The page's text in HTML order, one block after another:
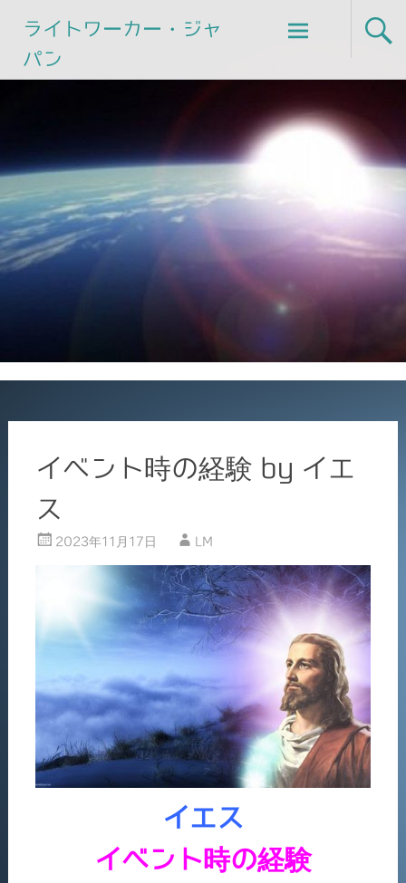
ライトワーカー・ジャ
パン
Skip
to
イベント時の経験 by イエ
ス
2023年11月17日 LM
イエス
イベント時の経験